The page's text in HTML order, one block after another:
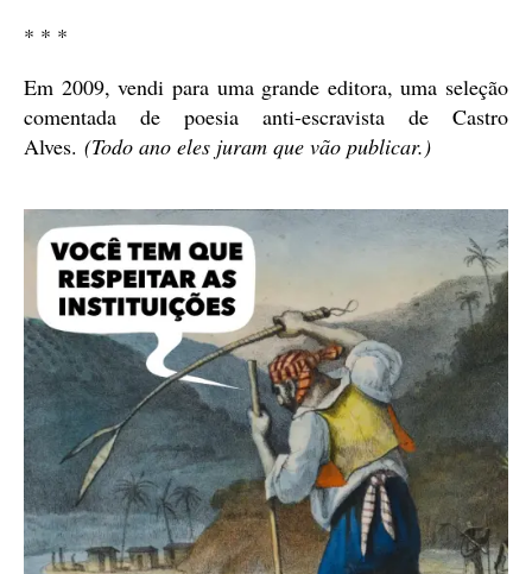
* * *
Em 2009, vendi para uma grande editora, uma seleção
comentada de poesia anti-escravista de Castro
Alves. (Todo ano eles juram que vão publicar.)